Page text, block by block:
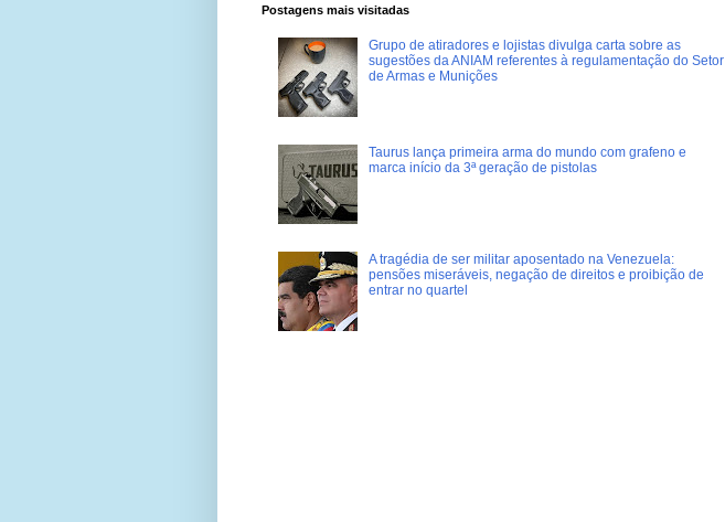
Postagens mais visitadas
Grupo de atiradores e lojistas divulga carta sobre as
sugestões da ANIAM referentes à regulamentação do Setor
de Armas e Munições
Taurus lança primeira arma do mundo com grafeno e
marca início da 3ª geração de pistolas
A tragédia de ser militar aposentado na Venezuela:
pensões miseráveis, negação de direitos e proibição de
entrar no quartel